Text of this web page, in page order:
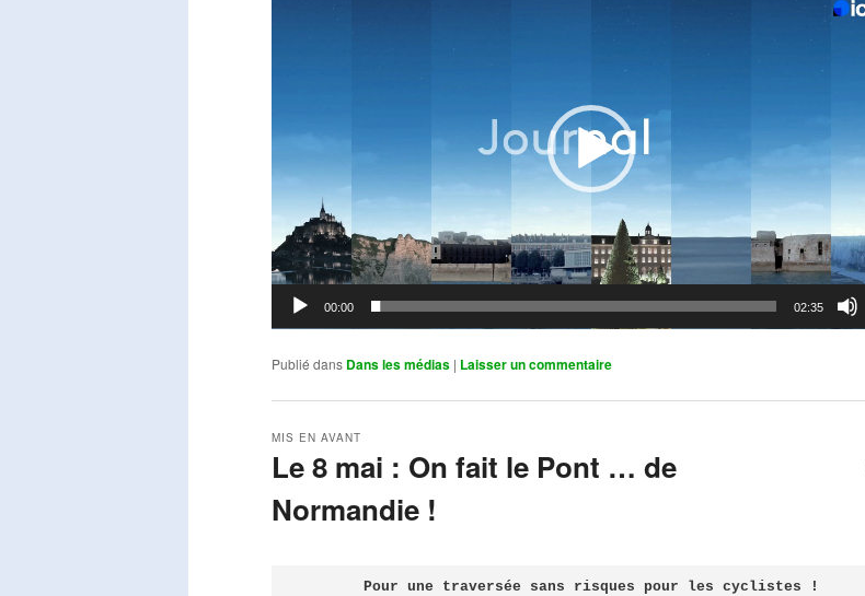
00:00 02:35
Publié dans Dans les médias | Laisser un commentaire
Le 8 mai : On fait le Pont … de
Normandie !
MIS EN AVANT
Pour une traversée sans risques pour les cyclistes !